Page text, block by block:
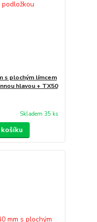
s plochým límcem
hlavou + TX50
Skladem 35 ks